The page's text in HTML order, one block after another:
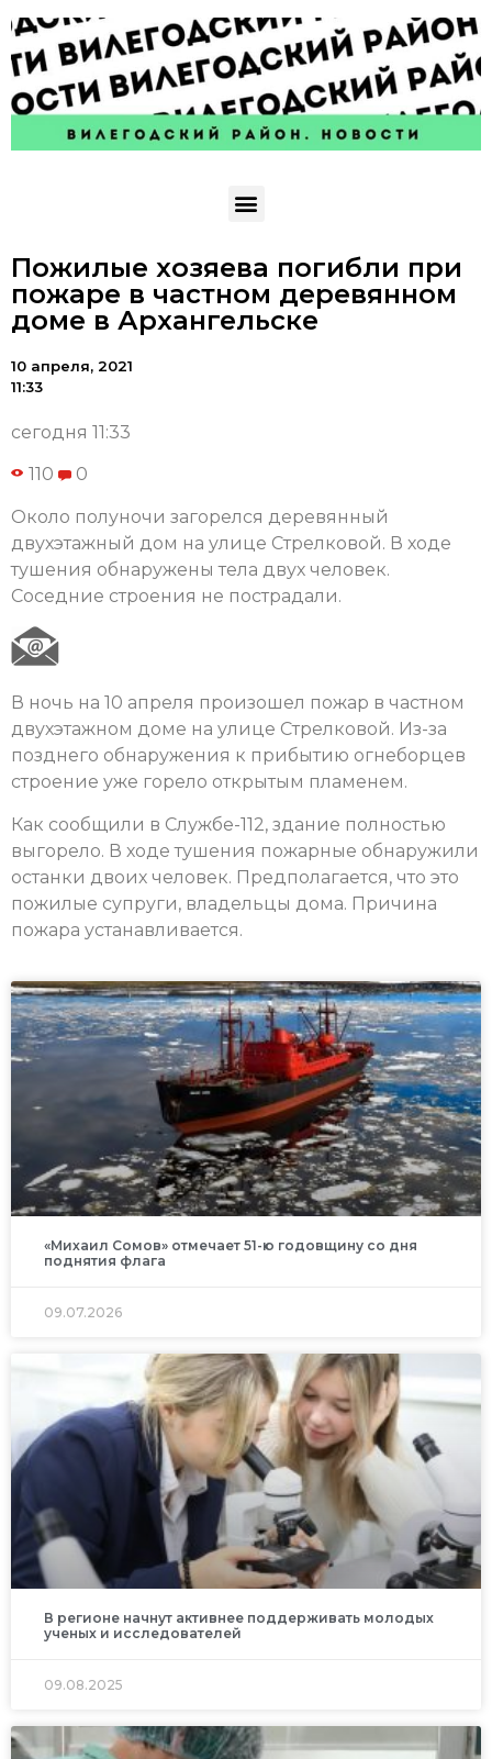
Пожилые хозяева погибли при
пожаре в частном деревянном
доме в Архангельске
10 апреля, 2021
11:33
сегодня 11:33
110 0
Около полуночи загорелся деревянный
двухэтажный дом на улице Стрелковой. В ходе
тушения обнаружены тела двух человек.
Соседние строения не пострадали.
В ночь на 10 апреля произошел пожар в частном
двухэтажном доме на улице Стрелковой. Из-за
позднего обнаружения к прибытию огнеборцев
строение уже горело открытым пламенем.
Как сообщили в Службе-112, здание полностью
выгорело. В ходе тушения пожарные обнаружили
останки двоих человек. Предполагается, что это
пожилые супруги, владельцы дома. Причина
пожара устанавливается.
«Михаил Сомов» отмечает 51-ю годовщину со дня
поднятия флага
09.07.2026
В регионе начнут активнее поддерживать молодых
ученых и исследователей
09.08.2025